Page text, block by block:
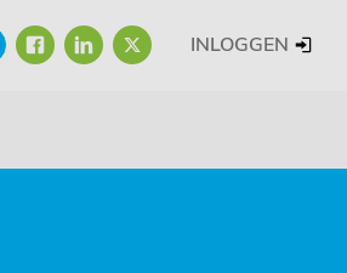
FACEBOOK
LINKEDINTWITTER
INLOGGEN